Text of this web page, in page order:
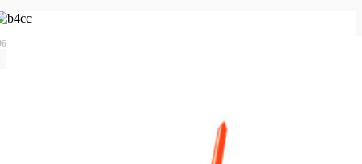
база конкурсов и грантов в области культуры и искусства